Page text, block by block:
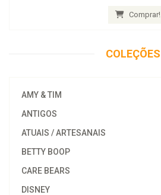
Comprar!
COLEÇÕES
AMY & TIM
ANTIGOS
ATUAIS / ARTESANAIS
BETTY BOOP
CARE BEARS
DISNEY